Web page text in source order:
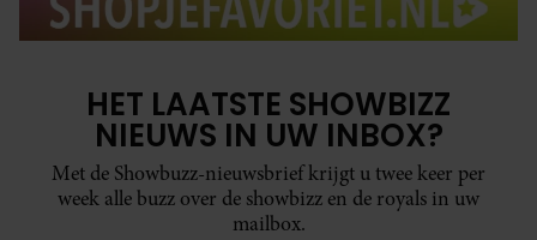
HET LAATSTE SHOWBIZZ
NIEUWS IN UW INBOX?
Met de Showbuzz-nieuwsbrief krijgt u twee keer per
week alle buzz over de showbizz en de royals in uw
mailbox.